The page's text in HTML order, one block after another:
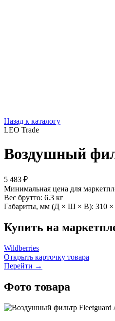
Назад к каталогу
LEO Trade
Воздушный
5 483 ₽
Минимальная цена для
Вес брутто: 6.3 кг
Габариты, мм (Д × Ш × В): 310
Купить на
Wildberries
Открыть карточку товара
Перейти →
Фото товара